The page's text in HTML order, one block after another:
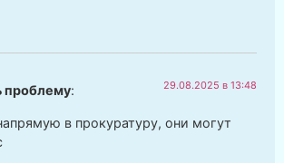
проблему: 29.08.2025 в 13:48
в прокуратуру, они могут